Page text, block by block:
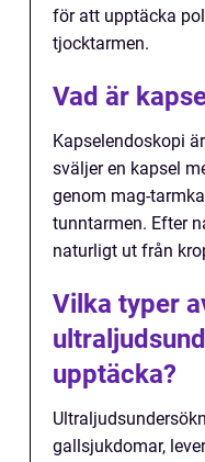
för att upptäcka
tjocktarmen.
Vad är
Kapselendoskopi
sväljer en kapsel
genom mag-
tunntarmen. Efter
naturligt ut från
Vilka typer
upptäcka?
gallsjukdomar,